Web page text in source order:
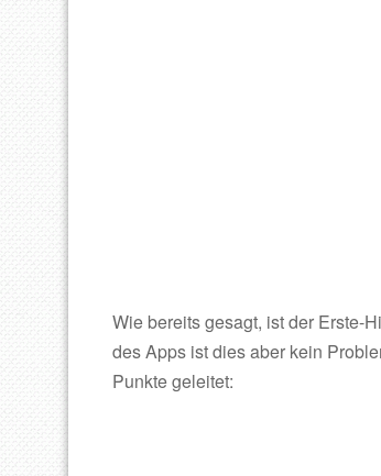
Wie bereits gesagt, ist der Erste-
des Apps ist dies aber kein
Punkte geleitet: